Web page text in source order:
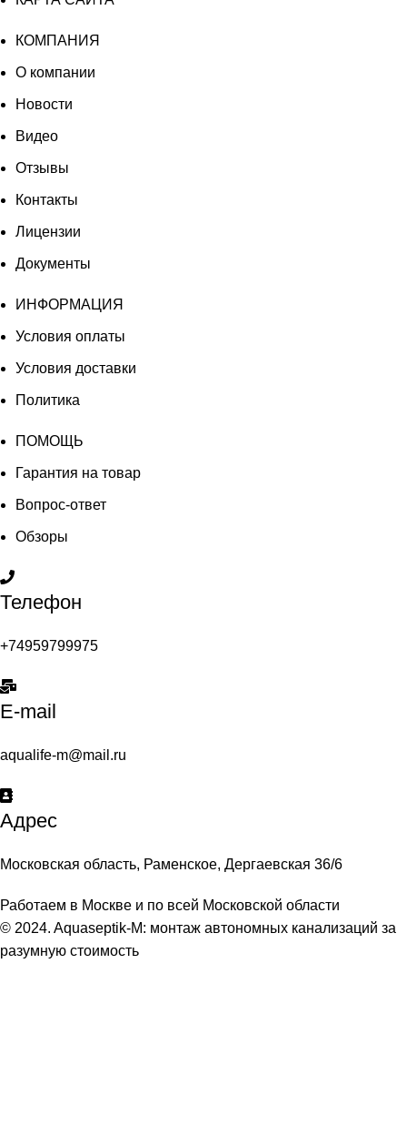
КОМПАНИЯ
О компании
Новости
Видео
Отзывы
Контакты
Лицензии
Документы
ИНФОРМАЦИЯ
Условия оплаты
Условия доставки
Политика
ПОМОЩЬ
Гарантия на товар
Вопрос-ответ
Обзоры
Телефон
+74959799975
E-mail
aqualife-m@mail.ru
Адрес
Московская область, Раменское, Дергаевская 36/6
Работаем в Москве и по всей Московской области
© 2024. Aquaseptik-M: монтаж автономных канализаций за
разумную стоимость